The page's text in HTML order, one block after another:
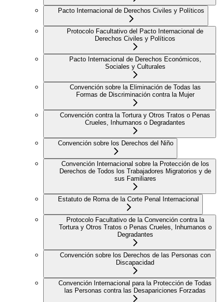
Pacto Internacional de Derechos Civiles y Políticos
Protocolo Facultativo del Pacto Internacional de
Derechos Civiles y Políticos
Pacto Internacional de Derechos Económicos,
Sociales y Culturales
Convención sobre la Eliminación de Todas las
Formas de Discriminación contra la Mujer
Convención contra la Tortura y Otros Tratos o Penas
Crueles, Inhumanos o Degradantes
Convención sobre los Derechos del Niño
Convención Internacional sobre la Protección de los
Derechos de Todos los Trabajadores Migratorios y de
sus Familiares
Estatuto de Roma de la Corte Penal Internacional
Protocolo Facultativo de la Convención contra la
Tortura y Otros Tratos o Penas Crueles, Inhumanos o
Degradantes
Convención sobre los Derechos de las Personas con
Discapacidad
Convención Internacional para la Protección de Todas
las Personas contra las Desapariciones Forzadas